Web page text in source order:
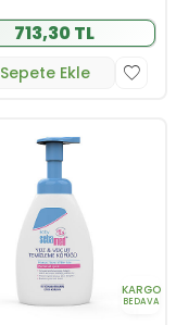
713,30 TL
Sepete Ekle
KARGO
BEDAVA